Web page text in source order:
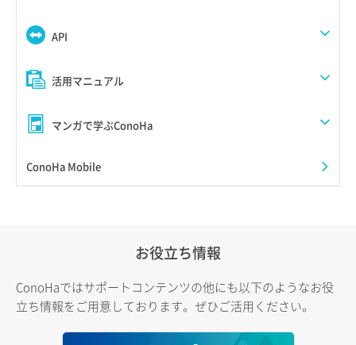
API
活用マニュアル
マンガで学ぶConoHa
ConoHa Mobile
お役立ち情報
ConoHaではサポートコンテンツの他にも以下のようなお役
立ち情報をご用意しております。ぜひご活用ください。